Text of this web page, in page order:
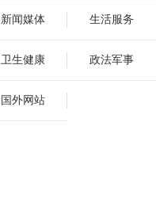
新闻媒体 生活服务
卫生健康 政法军事
国外网站